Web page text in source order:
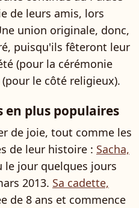
de leurs amis, lors
union originale, donc,
puisqu'ils fêteront leur
(pour la cérémonie
le côté religieux).
en plus populaires
de joie, tout comme les
de leur histoire : Sacha,
le jour quelques jours
2013. Sa cadette,
de 8 ans et commence